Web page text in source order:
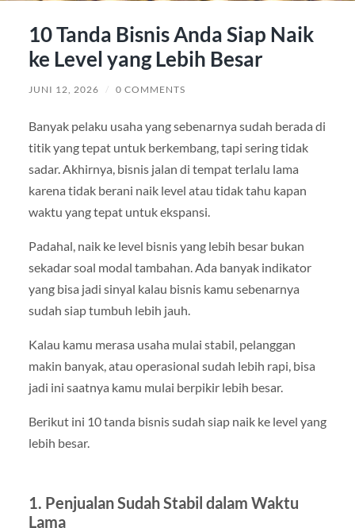
10 Tanda Bisnis Anda Siap Naik
ke Level yang Lebih Besar
JUNI 12, 2026 / 0 COMMENTS
Banyak pelaku usaha yang sebenarnya sudah berada di
titik yang tepat untuk berkembang, tapi sering tidak
sadar. Akhirnya, bisnis jalan di tempat terlalu lama
karena tidak berani naik level atau tidak tahu kapan
waktu yang tepat untuk ekspansi.
Padahal, naik ke level bisnis yang lebih besar bukan
sekadar soal modal tambahan. Ada banyak indikator
yang bisa jadi sinyal kalau bisnis kamu sebenarnya
sudah siap tumbuh lebih jauh.
Kalau kamu merasa usaha mulai stabil, pelanggan
makin banyak, atau operasional sudah lebih rapi, bisa
jadi ini saatnya kamu mulai berpikir lebih besar.
Berikut ini 10 tanda bisnis sudah siap naik ke level yang
lebih besar.
1. Penjualan Sudah Stabil dalam Waktu
Lama